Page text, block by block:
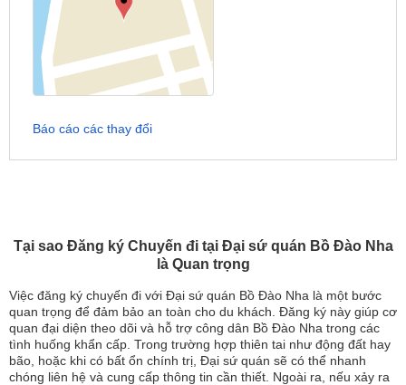
Tại sao Đăng ký Chuyến đi tại Đại sứ quán Bồ Đào Nha
là Quan trọng
Việc đăng ký chuyến đi với Đại sứ quán Bồ Đào Nha là một bước
quan trọng để đảm bảo an toàn cho du khách. Đăng ký này giúp cơ
quan đại diện theo dõi và hỗ trợ công dân Bồ Đào Nha trong các
tình huống khẩn cấp. Trong trường hợp thiên tai như động đất hay
bão, hoặc khi có bất ổn chính trị, Đại sứ quán sẽ có thể nhanh
chóng liên hệ và cung cấp thông tin cần thiết. Ngoài ra, nếu xảy ra
Báo cáo các thay đổi